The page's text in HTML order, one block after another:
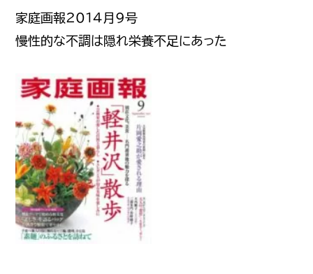
家庭画報2014月9号
慢性的な不調は隠れ栄養不足にあった